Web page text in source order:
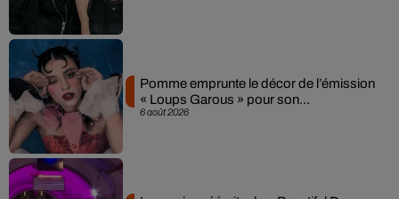
6 août 2026
Pomme emprunte le décor de l’émission
« Loups Garous » pour son...